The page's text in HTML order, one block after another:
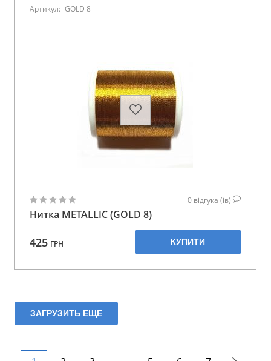
Артикул: GOLD 8
0 відгука (ів)
Нитка METALLIC (GOLD 8)
425 ГРН КУПИТИ
ЗАГРУЗИТЬ ЕЩЕ